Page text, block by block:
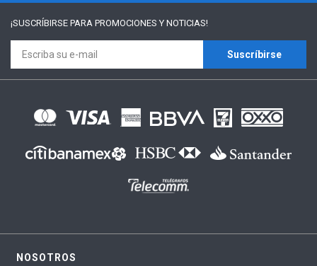
¡SUSCRÍBIRSE PARA PROMOCIONES Y NOTICIAS!
Suscríbirse
NOSOTROS